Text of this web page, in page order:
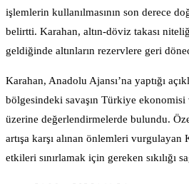
işlemlerin kullanılmasının son derece
belirtti. Karahan, altın-döviz takası
geldiğinde altınların rezervlere geri
Karahan, Anadolu Ajansı’na yaptığı
bölgesindeki savaşın Türkiye ekonomisi
üzerine değerlendirmelerde bulundu.
artışa karşı alınan önlemleri vurgulayan
etkileri sınırlamak için gereken sıkılığı